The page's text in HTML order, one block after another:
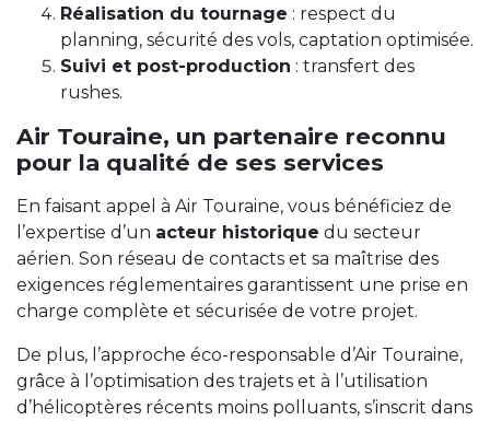
Réalisation du tournage : respect du
planning, sécurité des vols, captation optimisée.
Suivi et post-production : transfert des
rushes.
Air Touraine, un partenaire reconnu
pour la qualité de ses services
En faisant appel à Air Touraine, vous bénéficiez de
l’expertise d’un acteur historique du secteur
aérien. Son réseau de contacts et sa maîtrise des
exigences réglementaires garantissent une prise en
charge complète et sécurisée de votre projet.
De plus, l’approche éco-responsable d’Air Touraine,
grâce à l’optimisation des trajets et à l’utilisation
d’hélicoptères récents moins polluants, s’inscrit dans